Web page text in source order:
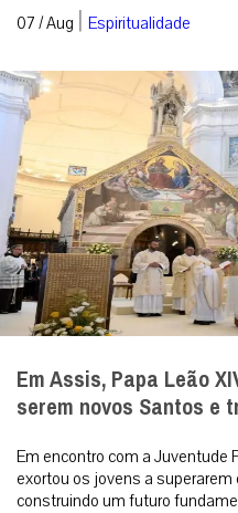
07 / Aug | Espiritualidade
Em Assis, Papa Leão
serem novos Santos e
Em encontro com a Juventude
exortou os jovens a superarem
construindo um futuro